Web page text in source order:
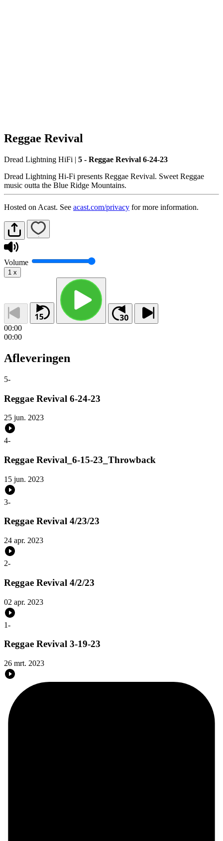
Reggae Revival
Dread Lightning HiFi | 5 - Reggae Revival 6-24-23
Dread Lightning Hi-Fi presents Reggae Revival. Sweet Reggae
music outta the Blue Ridge Mountains.
Hosted on Acast. See acast.com/privacy for more information.
Volume
1 x
00:00
00:00
Afleveringen
5-
Reggae Revival 6-24-23
25 jun. 2023
4-
Reggae Revival_6-15-23_Throwback
15 jun. 2023
3-
Reggae Revival 4/23/23
24 apr. 2023
2-
Reggae Revival 4/2/23
02 apr. 2023
1-
Reggae Revival 3-19-23
26 mrt. 2023